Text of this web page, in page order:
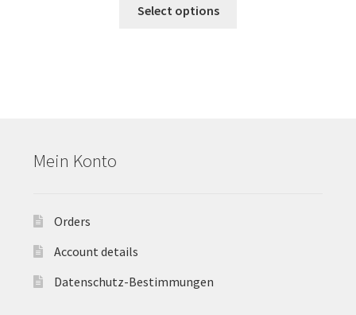
Select options
Mein Konto
Orders
Account details
Datenschutz-Bestimmungen